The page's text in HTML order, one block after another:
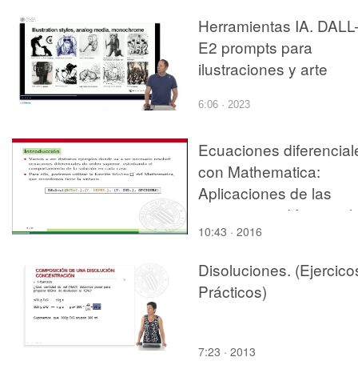
Herramientas IA. DALL-
E2 prompts para
ilustraciones y arte
6:06 · 2023
Ecuaciones
con Mathematica:
Aplicaciones de las
ecuaciones
de orden n
10:43 · 2016
Disoluciones.
Prácticos)
7:23 · 2013